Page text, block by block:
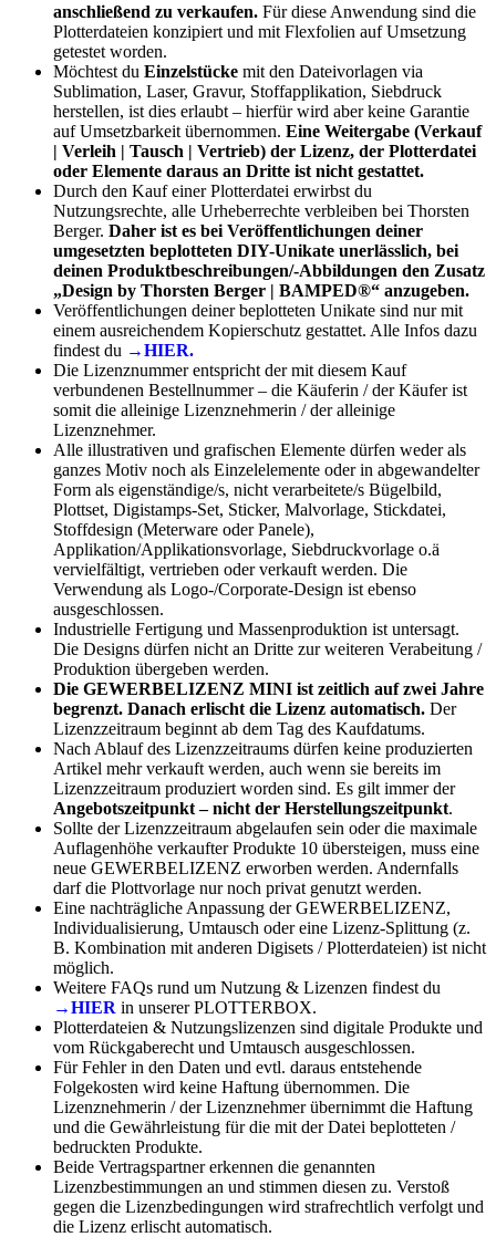
anschließend zu verkaufen. Für diese Anwendung sind die
Plotterdateien konzipiert und mit Flexfolien auf Umsetzung
getestet worden.
Möchtest du Einzelstücke mit den Dateivorlagen via
Sublimation, Laser, Gravur, Stoffapplikation, Siebdruck
herstellen, ist dies erlaubt – hierfür wird aber keine Garantie
auf Umsetzbarkeit übernommen. Eine Weitergabe (Verkauf
| Verleih | Tausch | Vertrieb) der Lizenz, der Plotterdatei
oder Elemente daraus an Dritte ist nicht gestattet.
Durch den Kauf einer Plotterdatei erwirbst du
Nutzungsrechte, alle Urheberrechte verbleiben bei Thorsten
Berger. Daher ist es bei Veröffentlichungen deiner
umgesetzten beplotteten DIY-Unikate unerlässlich, bei
deinen Produktbeschreibungen/-Abbildungen den Zusatz
„Design by Thorsten Berger | BAMPED®“ anzugeben.
Veröffentlichungen deiner beplotteten Unikate sind nur mit
einem ausreichendem Kopierschutz gestattet. Alle Infos dazu
findest du →HIER.
Die Lizenznummer entspricht der mit diesem Kauf
verbundenen Bestellnummer – die Käuferin / der Käufer ist
somit die alleinige Lizenznehmerin / der alleinige
Lizenznehmer.
Alle illustrativen und grafischen Elemente dürfen weder als
ganzes Motiv noch als Einzelelemente oder in abgewandelter
Form als eigenständige/s, nicht verarbeitete/s Bügelbild,
Plottset, Digistamps-Set, Sticker, Malvorlage, Stickdatei,
Stoffdesign (Meterware oder Panele),
Applikation/Applikationsvorlage, Siebdruckvorlage o.ä
vervielfältigt, vertrieben oder verkauft werden. Die
Verwendung als Logo-/Corporate-Design ist ebenso
ausgeschlossen.
Industrielle Fertigung und Massenproduktion ist untersagt.
Die Designs dürfen nicht an Dritte zur weiteren Verabeitung /
Produktion übergeben werden.
Die GEWERBELIZENZ MINI ist zeitlich auf zwei Jahre
begrenzt. Danach erlischt die Lizenz automatisch. Der
Lizenzzeitraum beginnt ab dem Tag des Kaufdatums.
Nach Ablauf des Lizenzzeitraums dürfen keine produzierten
Artikel mehr verkauft werden, auch wenn sie bereits im
Lizenzzeitraum produziert worden sind. Es gilt immer der
Angebotszeitpunkt – nicht der Herstellungszeitpunkt.
Sollte der Lizenzzeitraum abgelaufen sein oder die maximale
Auflagenhöhe verkaufter Produkte 10 übersteigen, muss eine
neue GEWERBELIZENZ erworben werden. Andernfalls
darf die Plottvorlage nur noch privat genutzt werden.
Eine nachträgliche Anpassung der GEWERBELIZENZ,
Individualisierung, Umtausch oder eine Lizenz-Splittung (z.
B. Kombination mit anderen Digisets / Plotterdateien) ist nicht
möglich.
Weitere FAQs rund um Nutzung & Lizenzen findest du
→HIER in unserer PLOTTERBOX.
Plotterdateien & Nutzungslizenzen sind digitale Produkte und
vom Rückgaberecht und Umtausch ausgeschlossen.
Für Fehler in den Daten und evtl. daraus entstehende
Folgekosten wird keine Haftung übernommen. Die
Lizenznehmerin / der Lizenznehmer übernimmt die Haftung
und die Gewährleistung für die mit der Datei beplotteten /
bedruckten Produkte.
Beide Vertragspartner erkennen die genannten
Lizenzbestimmungen an und stimmen diesen zu. Verstoß
gegen die Lizenzbedingungen wird strafrechtlich verfolgt und
die Lizenz erlischt automatisch.